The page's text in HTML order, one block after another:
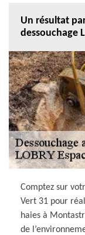
Un résultat
dessouchage
Comptez sur
Vert 31 pour
haies à
de